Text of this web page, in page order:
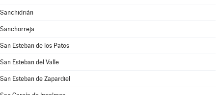
Sanchidrián
Sanchorreja
San Esteban de los Patos
San Esteban del Valle
San Esteban de Zapardiel